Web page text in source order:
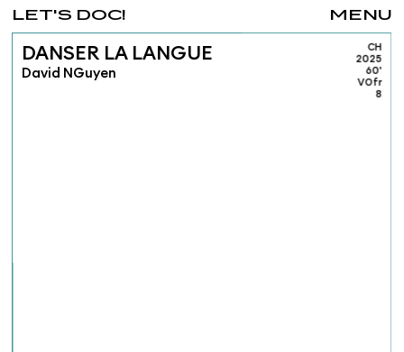
MENU
LET'S DOC!
DANSER LA LANGUE
David NGuyen
CH
2025
60'
VOfr
8